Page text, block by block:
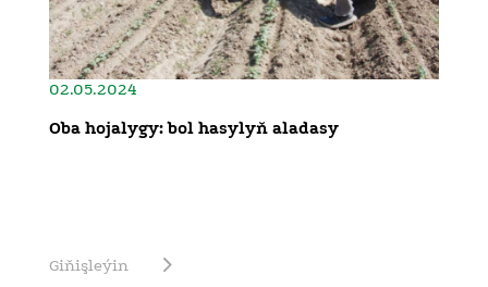
02.05.2024
Oba hojalygy: bol hasylyň aladasy
Giňişleýin